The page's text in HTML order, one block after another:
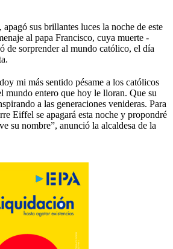
sus brillantes luces la noche de este
al papa Francisco, cuya muerte -
de sorprender al mundo católico, el día
mi más sentido pésame a los católicos
mundo entero que hoy le lloran. Que su
a las generaciones venideras. Para
Eiffel se apagará esta noche y propondré
su nombre”, anunció la alcaldesa de la